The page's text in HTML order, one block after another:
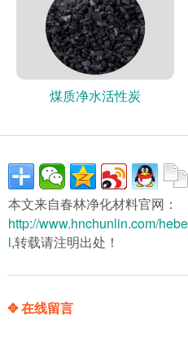
煤质净水活性炭
本文来自春林净化材料官网：
http://www.hnchunlin.com/
l,转载请注明出处！
✥ 在线留言